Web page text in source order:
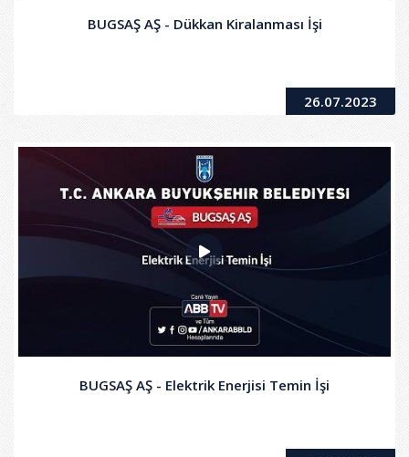
BUGSAŞ AŞ - Dükkan Kiralanması İşi
26.07.2023
BUGSAŞ AŞ - Elektrik Enerjisi Temin İşi